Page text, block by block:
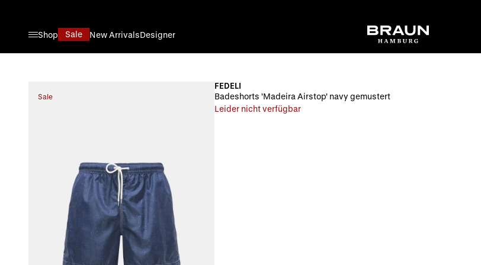
Shop
Sale New ArrivalsDesigner
Sale
FEDELI
Badeshorts 'Madeira Airstop' navy gemustert
Leider nicht verfügbar